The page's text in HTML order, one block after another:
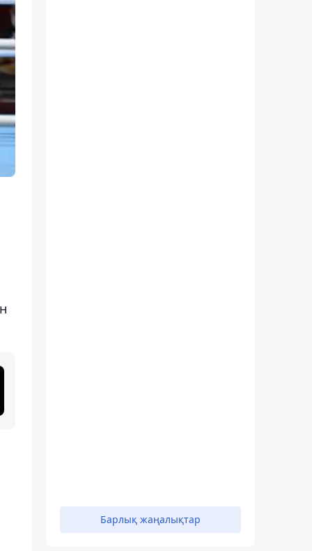
Барлық жаңалықтар